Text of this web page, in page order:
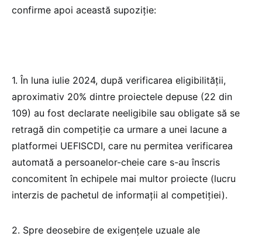
confirme apoi această supoziție:
1. În luna iulie 2024, după verificarea eligibilității,
aproximativ 20% dintre proiectele depuse (22 din
109) au fost declarate neeligibile sau obligate să se
retragă din competiție ca urmare a unei lacune a
platformei UEFISCDI, care nu permitea verificarea
automată a persoanelor-cheie care s-au înscris
concomitent în echipele mai multor proiecte (lucru
interzis de pachetul de informații al competiției).
2. Spre deosebire de exigențele uzuale ale